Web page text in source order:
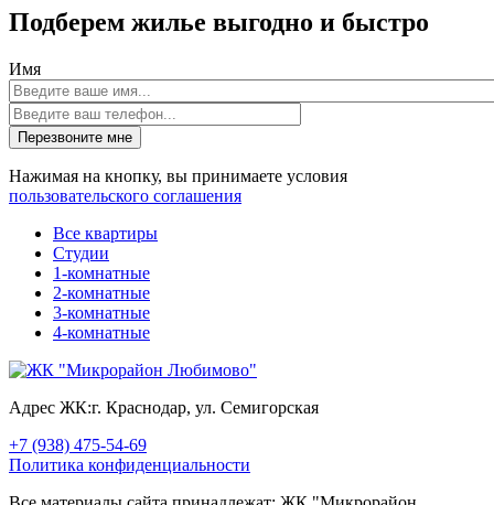
Подберем жилье выгодно и быстро
Имя
Перезвоните мне
Нажимая на кнопку, вы принимаете условия
пользовательского соглашения
Все квартиры
Студии
1-комнатные
2-комнатные
3-комнатные
4-комнатные
Адрес ЖК:г. Краснодар, ул. Семигорская
+7 (938) 475-54-69
Политика конфиденциальности